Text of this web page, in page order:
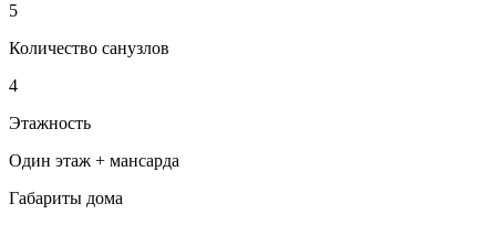
5
Количество санузлов
4
Этажность
Один этаж + мансарда
Габариты дома